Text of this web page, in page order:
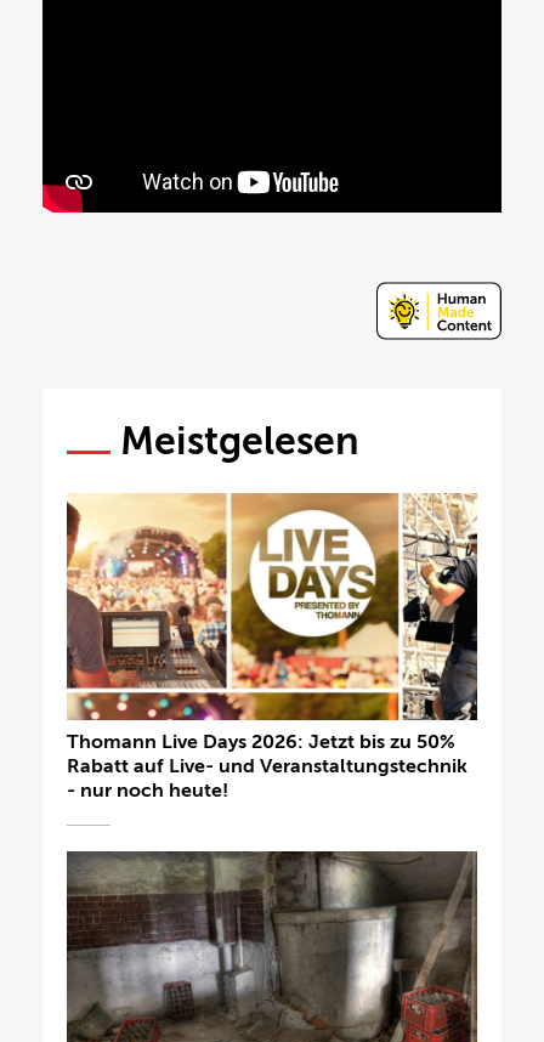
Meistgelesen
Thomann Live Days 2026: Jetzt bis zu 50%
Rabatt auf Live- und Veranstaltungstechnik
- nur noch heute!